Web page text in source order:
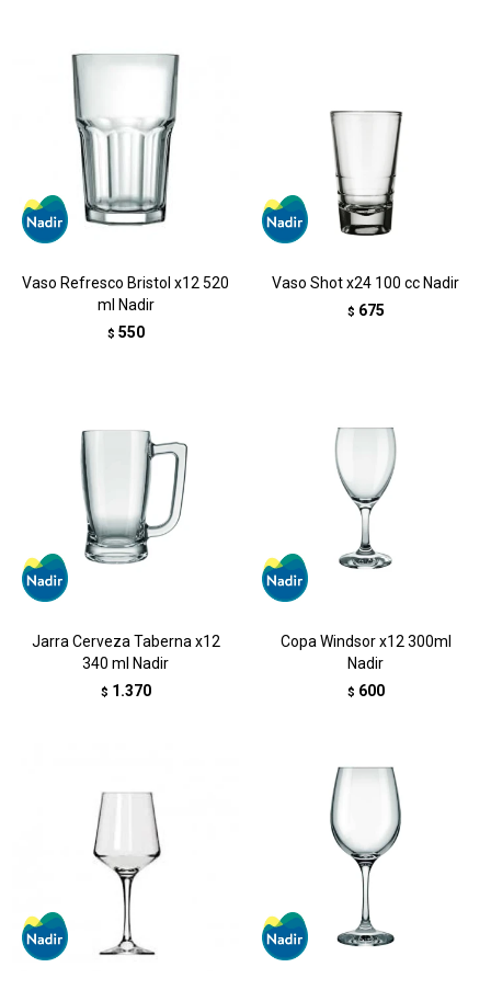
Vaso Refresco Bristol x12 520
ml Nadir
$ 550
Vaso Shot x24 100 cc Nadir
$ 675
Jarra Cerveza Taberna x12
340 ml Nadir
$ 1.370
Copa Windsor x12 300ml
Nadir
$ 600